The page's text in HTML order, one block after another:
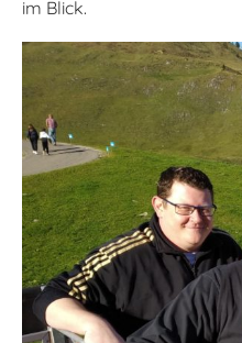
im Blick.